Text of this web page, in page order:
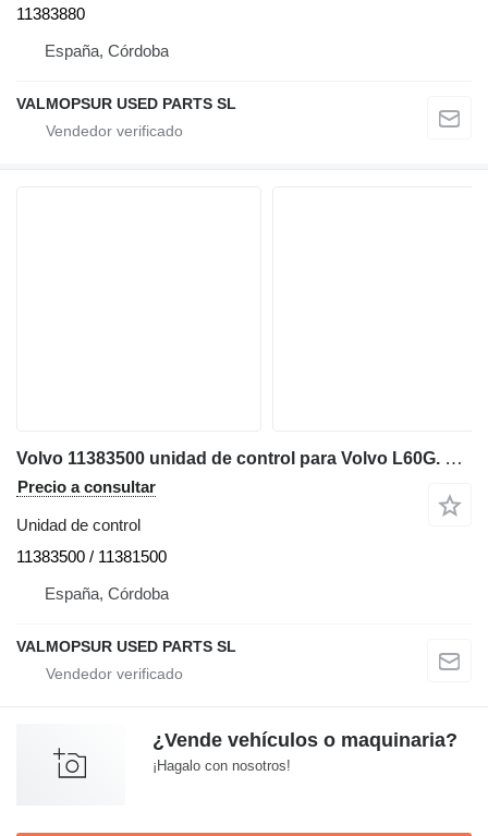
11383880
España, Córdoba
VALMOPSUR USED PARTS SL
Volvo 11383500 unidad de control para Volvo L60G. L70G. L90G. L110G. L120G. L250G L150G. L180G. L220G cargadora de ruedas
Precio a consultar
Unidad de control
11383500 / 11381500
España, Córdoba
VALMOPSUR USED PARTS SL
¿Vende vehículos o maquinaria?
¡Hagalo con nosotros!